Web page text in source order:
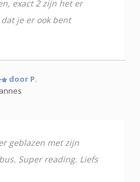
exact 2 zijn het er
je er ook bent
door P.
geblazen met zijn
Super reading. Liefs